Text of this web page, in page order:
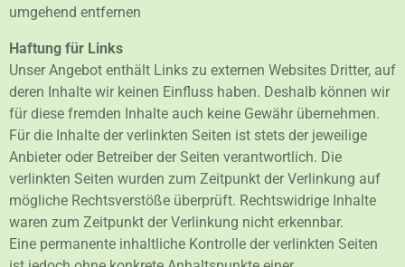
umgehend entfernen
Haftung für Links
Unser Angebot enthält Links zu externen Websites Dritter, auf
deren Inhalte wir keinen Einfluss haben. Deshalb können wir
für diese fremden Inhalte auch keine Gewähr übernehmen.
Für die Inhalte der verlinkten Seiten ist stets der jeweilige
Anbieter oder Betreiber der Seiten verantwortlich. Die
verlinkten Seiten wurden zum Zeitpunkt der Verlinkung auf
mögliche Rechtsverstöße überprüft. Rechtswidrige Inhalte
waren zum Zeitpunkt der Verlinkung nicht erkennbar.
Eine permanente inhaltliche Kontrolle der verlinkten Seiten